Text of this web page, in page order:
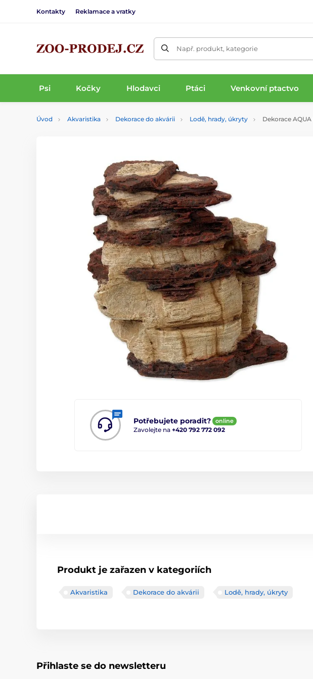
Kontakty Reklamace a vratky
Např. produkt, kategorie
Psi Kočky Hlodavci Ptáci Venkovní ptactvo
Úvod Akvaristika Dekorace do akvárii Lodě, hrady, úkryty Dekorace AQUA
Potřebujete poradit? online
Zavolejte na +420 792 772 092
Produkt je zařazen v kategoriích
Akvaristika Dekorace do akvárii Lodě, hrady, úkryty
Přihlaste se do newsletteru